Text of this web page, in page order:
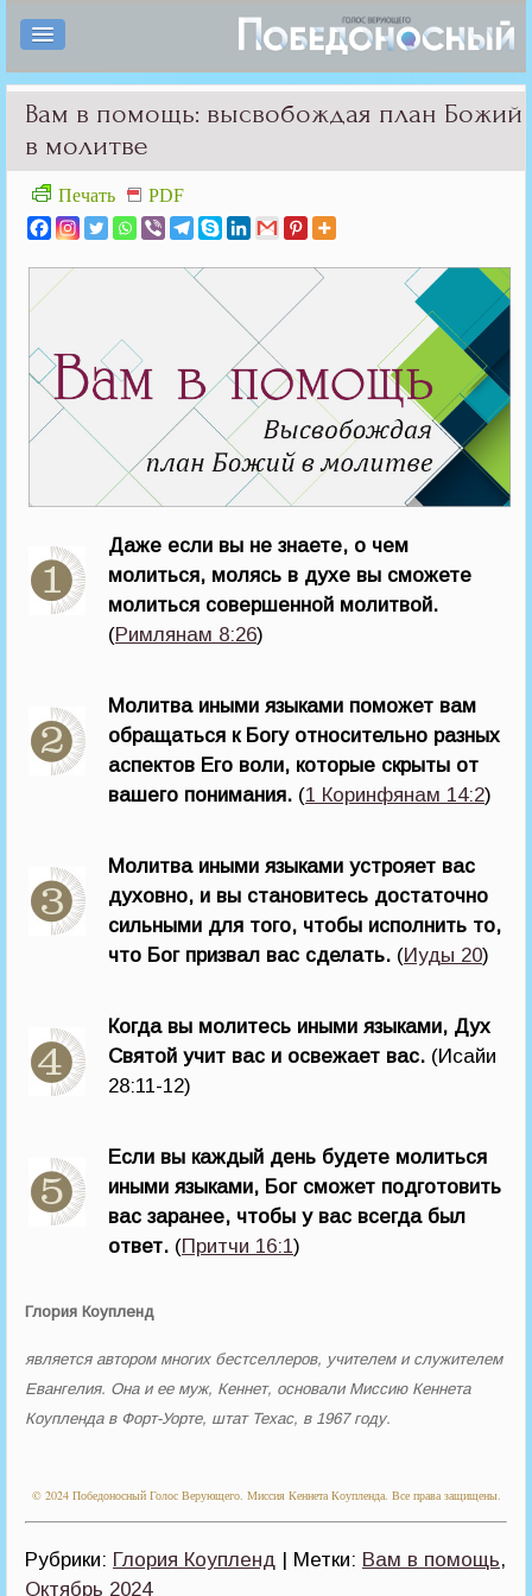
Вам в помощь: высвобождая план Божий
в молитве
Печать PDF
Даже если вы не знаете, о чем
молиться, молясь в духе вы сможете
молиться совершенной молитвой.
(Римлянам 8:26)
Молитва иными языками поможет вам
обращаться к Богу относительно разных
аспектов Его воли, которые скрыты от
вашего понимания. (1 Коринфянам 14:2)
Молитва иными языками устрояет вас
духовно, и вы становитесь достаточно
сильными для того, чтобы исполнить то,
что Бог призвал вас сделать. (Иуды 20)
Когда вы молитесь иными языками, Дух
Святой учит вас и освежает вас. (Исайи
28:11-12)
Если вы каждый день будете молиться
иными языками, Бог сможет подготовить
вас заранее, чтобы у вас всегда был
ответ. (Притчи 16:1)
Глория Коупленд
является автором многих бестселлеров, учителем и служителем
Евангелия. Она и ее муж, Кеннет, основали Миссию Кеннета
Коупленда в Форт-Уорте, штат Техас, в 1967 году.
© 2024 Победоносный Голос Верующего. Миссия Кеннета Коупленда. Все права защищены.
Рубрики: Глория Коупленд | Метки: Вам в помощь,
Октябрь 2024